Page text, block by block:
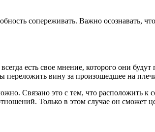
сопереживать. Важно осознавать,
есть свое мнение, которого они будут
вину за произошедшее на
Связано это с тем, что расположить к
Только в этом случае он сможет